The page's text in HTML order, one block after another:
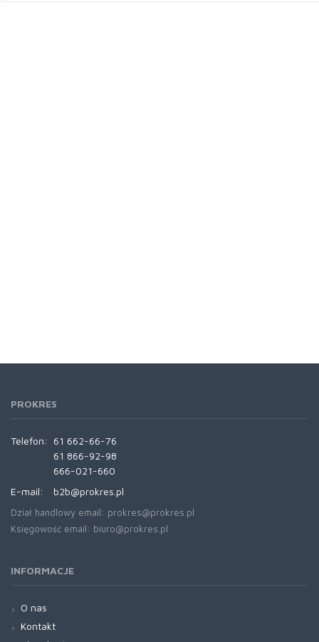
PROKRES
Telefon:
61 662-66-76
61 866-92-98
666-021-660
E-mail:
b2b@prokres.pl
Dział handlowy email: prokres@prokres.pl
Księgowość email: biuro@prokres.pl
INFORMACJE
O nas
Kontakt